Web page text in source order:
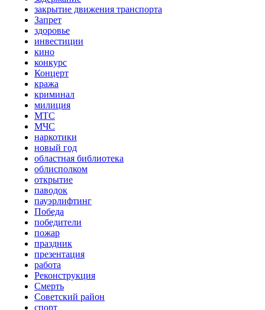
закрытие движения транспорта
Запрет
здоровье
инвестиции
кино
конкурс
Концерт
кража
криминал
милиция
МТС
МЧС
наркотики
новый год
областная библиотека
облисполком
открытие
паводок
пауэрлифтинг
Победа
победители
пожар
праздник
презентация
работа
Реконструкция
Смерть
Советский район
спорт